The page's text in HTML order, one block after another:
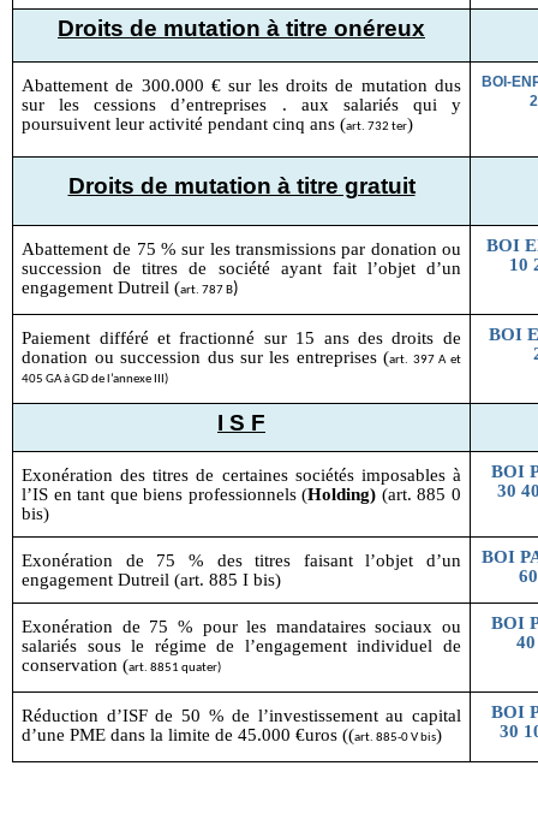
Droits de mutation à titre onéreux
Abattement de 300.000 € sur les droits de mutation dus
sur les cessions d’entreprises . aux salariés qui y
poursuivent leur activité pendant cinq ans (art. 732 ter)
BOI-
Droits de mutation à titre gratuit
Abattement de 75 % sur les transmissions par donation ou
succession de titres de société ayant fait l’objet d’un
engagement Dutreil (art. 787 B)
BOI
10
Paiement différé et fractionné sur 15 ans des droits de
donation ou succession dus sur les entreprises (art. 397 A et
405 GA à GD de l’annexe III)
BOI
I S F
Exonération des titres de certaines sociétés imposables à
l’IS en tant que biens professionnels (Holding) (art. 885 0
bis)
BOI
30
Exonération de 75 % des titres faisant l’objet d’un
engagement Dutreil (art. 885 I bis)
BOI
Exonération de 75 % pour les mandataires sociaux ou
salariés sous le régime de l’engagement individuel de
conservation (art. 8851 quater)
BOI
Réduction d’ISF de 50 % de l’investissement au capital
d’une PME dans la limite de 45.000 €uros ((art. 885-0 V bis)
BOI
30